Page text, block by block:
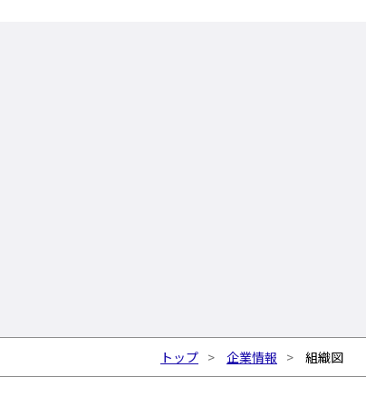
トップ 企業情報 組織図